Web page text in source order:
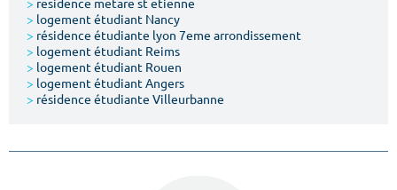
> logement étudiant Nancy
> résidence étudiante lyon 7eme arrondissement
> logement étudiant Reims
> logement étudiant Rouen
> logement étudiant Angers
> résidence étudiante Villeurbanne